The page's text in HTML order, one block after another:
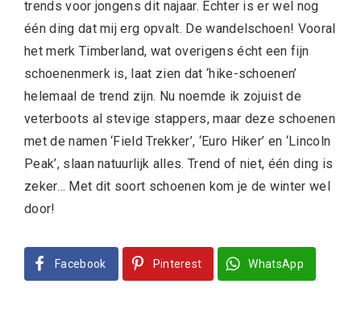
trends voor jongens dit najaar. Echter is er wel nog
één ding dat mij erg opvalt. De wandelschoen! Vooral
het merk Timberland, wat overigens écht een fijn
schoenenmerk is, laat zien dat ‘hike-schoenen’
helemaal de trend zijn. Nu noemde ik zojuist de
veterboots al stevige stappers, maar deze schoenen
met de namen ‘Field Trekker’, ‘Euro Hiker’ en ‘Lincoln
Peak’, slaan natuurlijk alles. Trend of niet, één ding is
zeker… Met dit soort schoenen kom je de winter wel
door!
Facebook Pinterest WhatsApp